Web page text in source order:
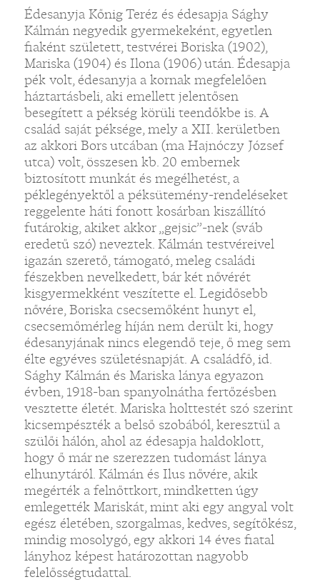
Édesanyja Kőnig Teréz és édesapja Sághy
Kálmán negyedik gyermekeként, egyetlen
fiaként született, testvérei Boriska (1902),
Mariska (1904) és Ilona (1906) után. Édesapja
pék volt, édesanyja a kornak megfelelően
háztartásbeli, aki emellett jelentősen
besegített a pékség körüli teendőkbe is. A
család saját péksége, mely a XII. kerületben
az akkori Bors utcában (ma Hajnóczy József
utca) volt, összesen kb. 20 embernek
biztosított munkát és megélhetést, a
péklegényektől a péksütemény-rendeléseket
reggelente háti fonott kosárban kiszállító
futárokig, akiket akkor „gejsic”-nek (sváb
eredetű szó) neveztek. Kálmán testvéreivel
igazán szerető, támogató, meleg családi
fészekben nevelkedett, bár két nővérét
kisgyermekként veszítette el. Legidősebb
nővére, Boriska csecsemőként hunyt el,
csecsemőmérleg híján nem derült ki, hogy
édesanyjának nincs elegendő teje, ő meg sem
élte egyéves születésnapját. A családfő, id.
Sághy Kálmán és Mariska lánya egyazon
évben, 1918-ban spanyolnátha fertőzésben
vesztette életét. Mariska holttestét szó szerint
kicsempészték a belső szobából, keresztül a
szülői hálón, ahol az édesapja haldoklott,
hogy ő már ne szerezzen tudomást lánya
elhunytáról. Kálmán és Ilus nővére, akik
megérték a felnőttkort, mindketten úgy
emlegették Mariskát, mint aki egy angyal volt
egész életében, szorgalmas, kedves, segítőkész,
mindig mosolygó, egy akkori 14 éves fiatal
lányhoz képest határozottan nagyobb
felelősségtudattal.